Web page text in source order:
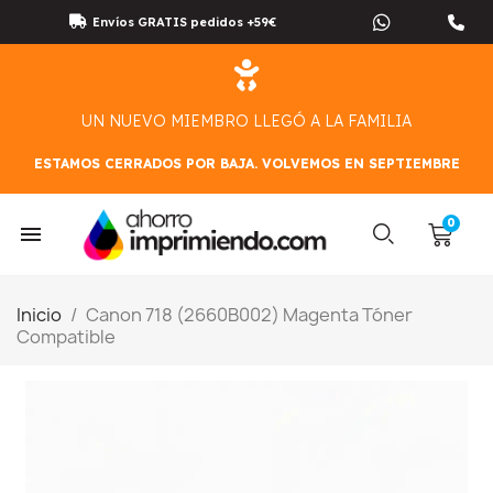
Envíos GRATIS pedidos +59€
UN NUEVO MIEMBRO LLEGÓ A LA FAMILIA
ESTAMOS CERRADOS POR BAJA. VOLVEMOS EN SEPTIEMBRE
Inicio
Canon 718 (2660B002) Magenta Tóner
Compatible